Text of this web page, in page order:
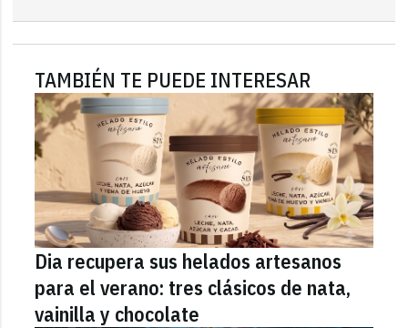
TAMBIÉN TE PUEDE INTERESAR
Dia recupera sus helados artesanos
para el verano: tres clásicos de nata,
vainilla y chocolate